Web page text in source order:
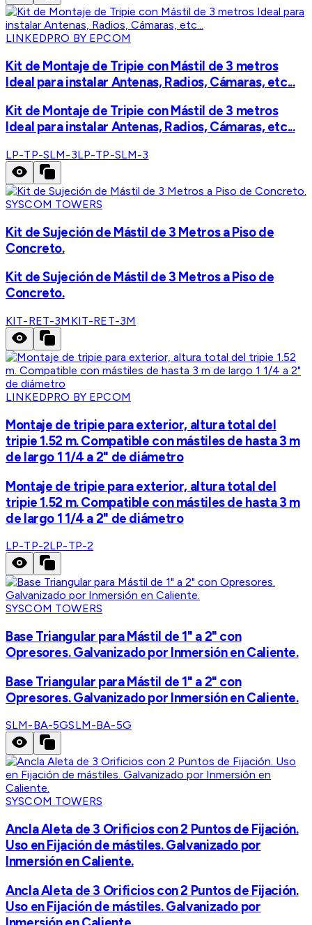
LINKEDPRO BY EPCOM
Kit de Montaje de Tripie con Mástil de 3 metros
Ideal para instalar Antenas, Radios, Cámaras, etc...
Kit de Montaje de Tripie con Mástil de 3 metros
Ideal para instalar Antenas, Radios, Cámaras, etc...
LP-TP-SLM-3LP-TP-SLM-3
SYSCOM TOWERS
Kit de Sujeción de Mástil de 3 Metros a Piso de
Concreto.
Kit de Sujeción de Mástil de 3 Metros a Piso de
Concreto.
KIT-RET-3M KIT-RET-3M
LINKEDPRO BY EPCOM
Montaje de tripie para exterior, altura total del
tripie 1.52 m. Compatible con mástiles de hasta 3 m
de largo 1 1/4 a 2" de diámetro
Montaje de tripie para exterior, altura total del
tripie 1.52 m. Compatible con mástiles de hasta 3 m
de largo 1 1/4 a 2" de diámetro
LP-TP-2LP-TP-2
SYSCOM TOWERS
Base Triangular para Mástil de 1" a 2" con
Opresores. Galvanizado por Inmersión en Caliente.
Base Triangular para Mástil de 1" a 2" con
Opresores. Galvanizado por Inmersión en Caliente.
SLM-BA-5GSLM-BA-5G
SYSCOM TOWERS
Ancla Aleta de 3 Orificios con 2 Puntos de Fijación.
Uso en Fijación de mástiles. Galvanizado por
Inmersión en Caliente.
Ancla Aleta de 3 Orificios con 2 Puntos de Fijación.
Uso en Fijación de mástiles. Galvanizado por